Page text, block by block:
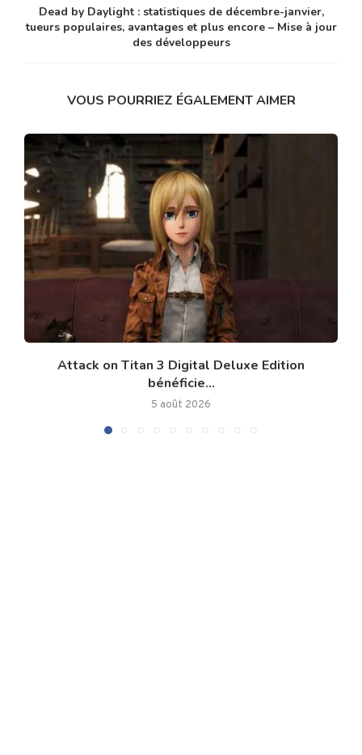
Dead by Daylight : statistiques de décembre-janvier,
tueurs populaires, avantages et plus encore – Mise à jour
des développeurs
VOUS POURRIEZ ÉGALEMENT AIMER
Attack on Titan 3 Digital Deluxe Edition
bénéficie...
5 août 2026